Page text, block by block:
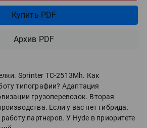
Купить PDF
Архив PDF
Sprinter ТС-2513Mh. Как
типографии? Адаптация
грузоперевозок. Вторая
Если у вас нет гибрида.
партнеров. У Hyde в приоритете